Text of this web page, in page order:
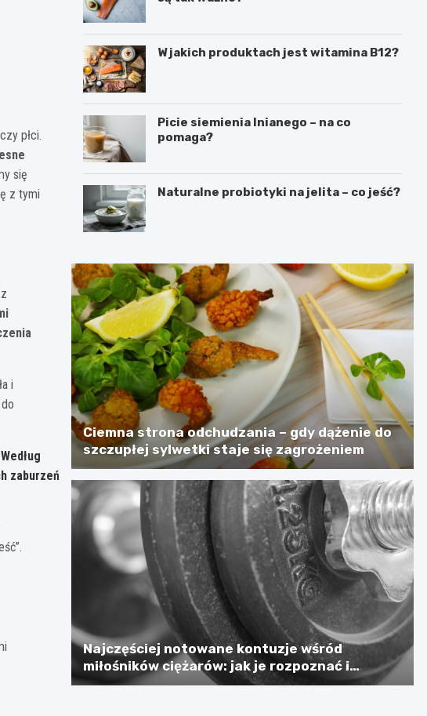
płci.
się
z tymi
i
zaburzeń
W jakich produktach jest witamina B12?
Picie siemienia lnianego – na co
pomaga?
Naturalne probiotyki na jelita – co jeść?
Ciemna strona odchudzania – gdy dążenie do
szczupłej sylwetki staje się zagrożeniem
Najczęściej notowane kontuzje wśród
miłośników ciężarów: jak je rozpoznać i
zapobiegać?